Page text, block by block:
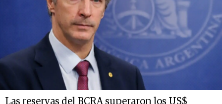
Las reservas del BCRA superaron los US$